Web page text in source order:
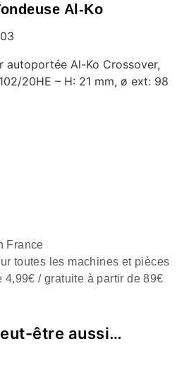
Al-Ko
autoportée Al-Ko Crossover,
20HE – H: 21 mm, ø ext: 98
France
toutes les machines et pièces
4,99€ / gratuite à partir de 89€
être aussi…